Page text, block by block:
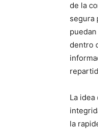
de la
segura
dentro
La
la